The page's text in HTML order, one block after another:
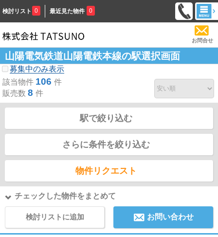
検討リスト 0 最近見た物件 0
お問合せ
山陽電気鉄道山陽電鉄本線の駅選択画面
募集中のみ表示
該当物件 106 件
販売数 8 件
駅で絞り込む
さらに条件を絞り込む
物件リクエスト
チェックした物件をまとめて
検討リストに追加 お問い合わせ